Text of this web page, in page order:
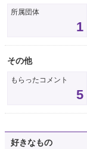
所属団体
1
その他
もらったコメント
5
好きなもの